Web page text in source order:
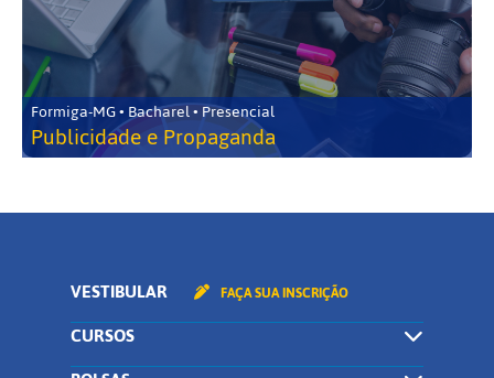
Formiga-MG • Bacharel • Presencial
Publicidade e Propaganda
VESTIBULAR FAÇA SUA INSCRIÇÃO
CURSOS